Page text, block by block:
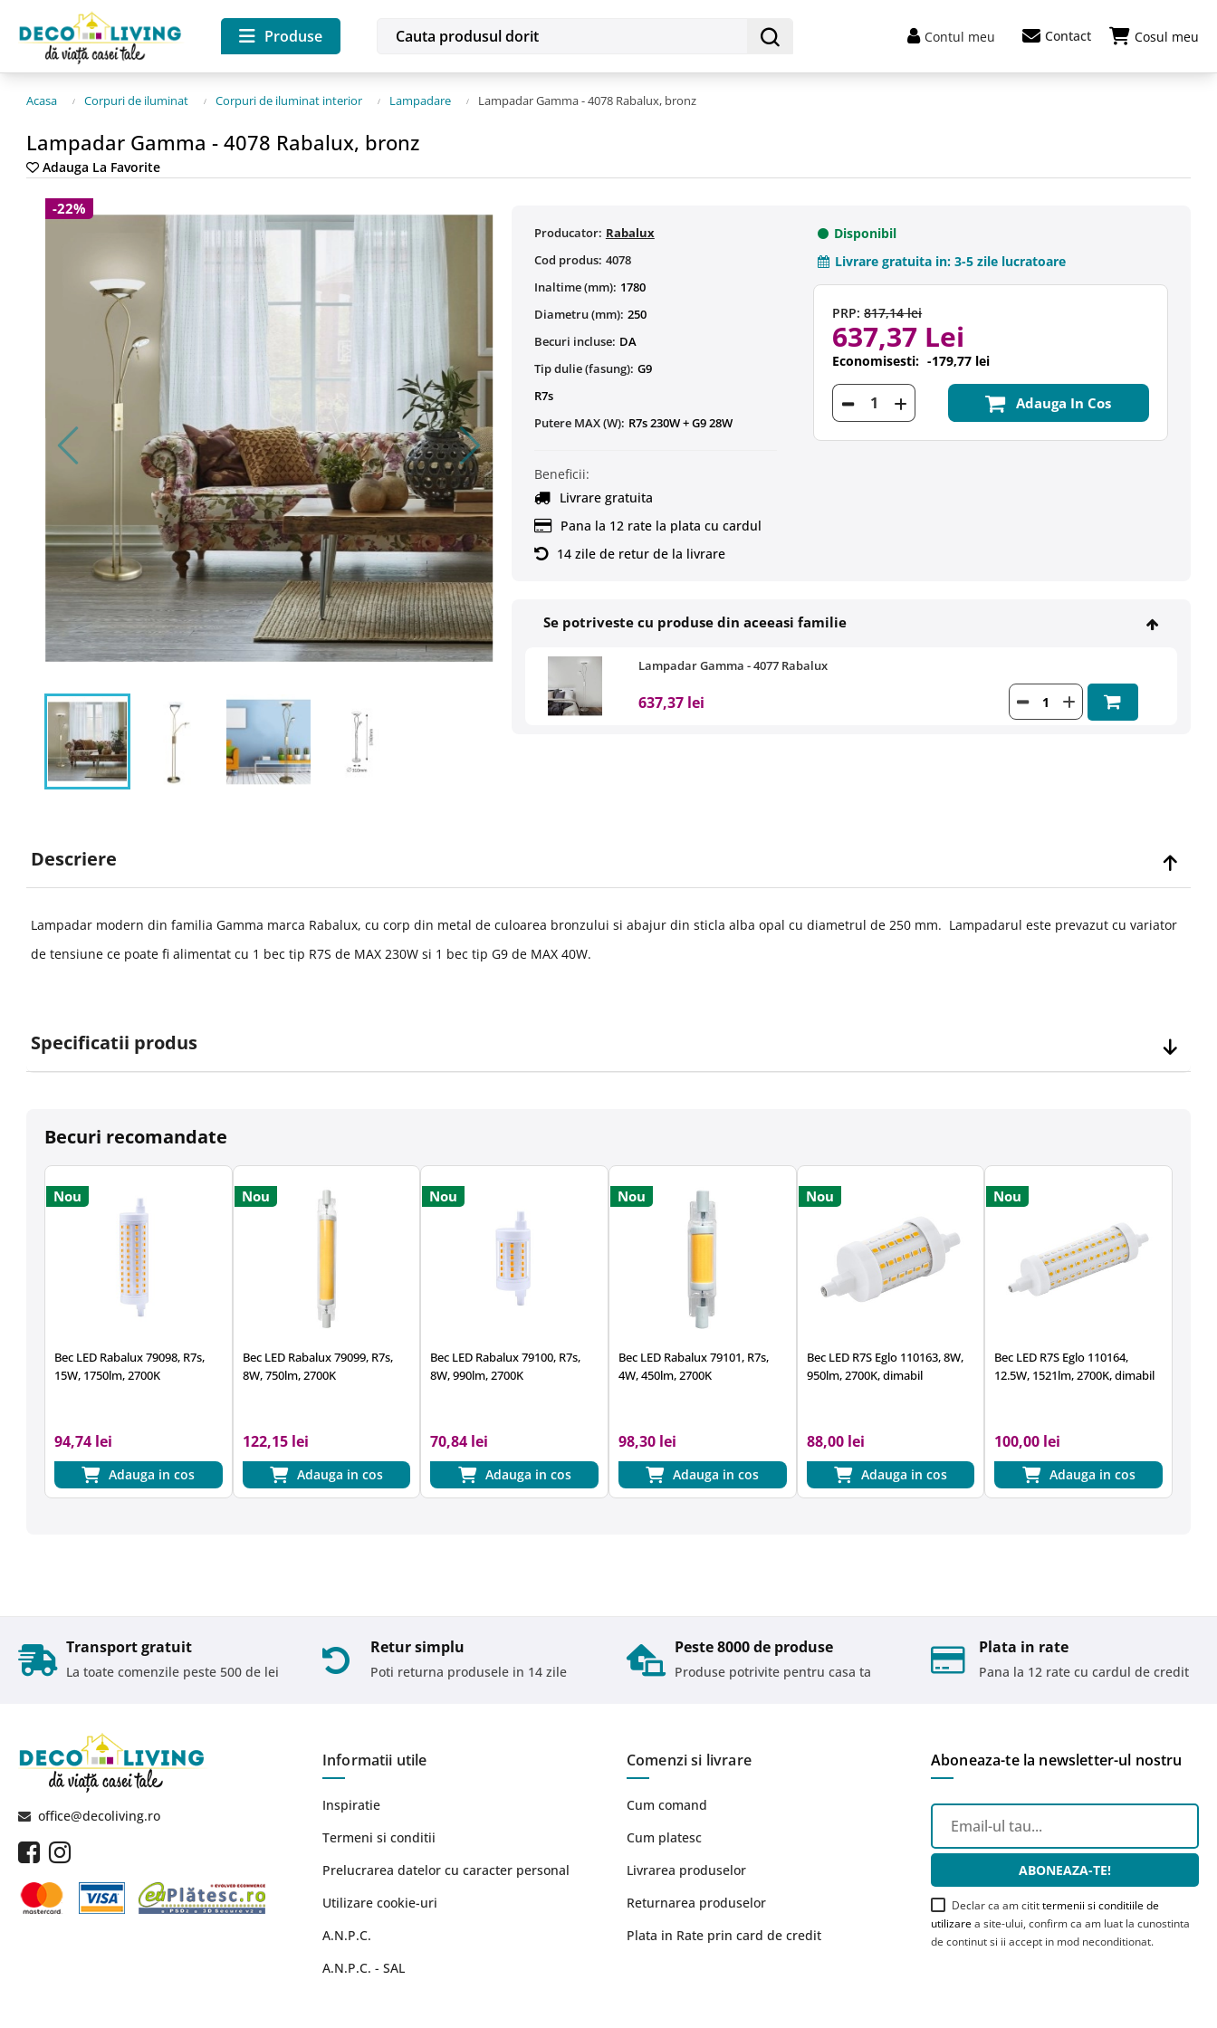
Produse Contul meu Contact Cosul meu
Acasa Corpuri de iluminat Corpuri de iluminat interior Lampadare Lampadar Gamma - 4078 Rabalux, bronz
Lampadar Gamma - 4078 Rabalux, bronz
Adauga La Favorite
-22%
Producator: Rabalux
Cod produs: 4078
Inaltime (mm): 1780
Diametru (mm): 250
Becuri incluse: DA
Tip dulie (fasung): G9
R7s
Putere MAX (W): R7s 230W + G9 28W
Beneficii:
Livrare gratuita
Pana la 12 rate la plata cu cardul
14 zile de retur de la livrare
Disponibil
Livrare gratuita in: 3-5 zile lucratoare
PRP:817,14 lei
637,37 Lei
Economisesti: -179,77 lei
Adauga In Cos
Se potriveste cu produse din aceeasi familie
Lampadar Gamma - 4077 Rabalux
637,37 lei
Descriere
Lampadar modern din familia Gamma marca Rabalux, cu corp din metal de culoarea bronzului si abajur din sticla alba opal cu diametrul de 250 mm. Lampadarul este prevazut cu variator
de tensiune ce poate fi alimentat cu 1 bec tip R7S de MAX 230W si 1 bec tip G9 de MAX 40W.
Specificatii produs
Becuri recomandate
Nou
Bec LED Rabalux 79098, R7s,
15W, 1750lm, 2700K
94,74 lei
Adauga in cos
Nou
Bec LED Rabalux 79099, R7s,
8W, 750lm, 2700K
122,15 lei
Adauga in cos
Nou
Bec LED Rabalux 79100, R7s,
8W, 990lm, 2700K
70,84 lei
Adauga in cos
Nou
Bec LED Rabalux 79101, R7s,
4W, 450lm, 2700K
98,30 lei
Adauga in cos
Nou
Bec LED R7S Eglo 110163, 8W,
950lm, 2700K, dimabil
88,00 lei
Adauga in cos
Nou
Bec LED R7S Eglo 110164,
12.5W, 1521lm, 2700K, dimabil
100,00 lei
Adauga in cos
Transport gratuit
La toate comenzile peste 500 de lei
Retur simplu
Poti returna produsele in 14 zile
Peste 8000 de produse
Produse potrivite pentru casa ta
Plata in rate
Pana la 12 rate cu cardul de credit
office@decoliving.ro
Informatii utile
Inspiratie
Termeni si conditii
Prelucrarea datelor cu caracter personal
Utilizare cookie-uri
A.N.P.C.
A.N.P.C. - SAL
Comenzi si livrare
Cum comand
Cum platesc
Livrarea produselor
Returnarea produselor
Plata in Rate prin card de credit
Aboneaza-te la newsletter-ul nostru
ABONEAZA-TE!
Declar ca am citittermenii si conditiile de
utilizarea site-ului, confirm ca am luat la cunostinta
de continut si ii accept in mod neconditionat.